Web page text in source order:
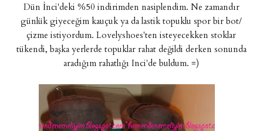
Dün İnci'deki %50 indirimden nasiplendim. Ne zamandır
günlük giyeceğim kauçuk ya da lastik topuklu spor bir bot/
çizme istiyordum. Lovelyshoes'ten isteyecekken stoklar
tükendi, başka yerlerde topuklar rahat değildi derken sonunda
aradığım rahatlığı Inci'de buldum. =)